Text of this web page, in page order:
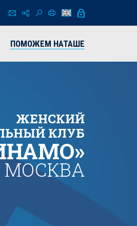
ПОМОЖЕМ НАТАШЕ
ЖЕНСКИЙ
КЛУБ
МОСКВА